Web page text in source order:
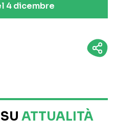
4 dicembre
ATTUALITÀ